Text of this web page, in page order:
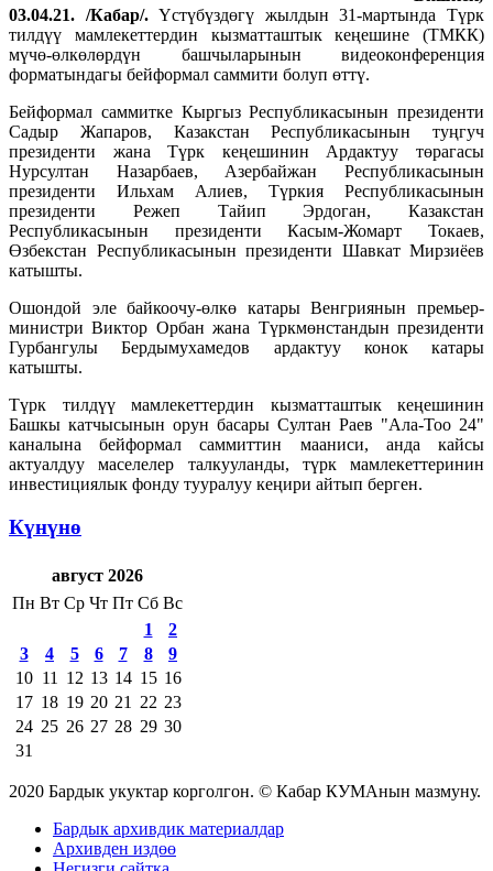
03.04.21. /Кабар/.Үстүбүздөгү жылдын 31-мартында Түрк
тилдүү мамлекеттердин кызматташтык кеңешине (ТМКК)
мүчө-өлкөлөрдүн башчыларынын видеоконференция
форматындагы бейформал саммити болуп өттү.
Бейформал саммитке Кыргыз Республикасынын президенти
Садыр Жапаров, Казакстан Республикасынын туңгуч
президенти жана Түрк кеңешинин Ардактуу төрагасы
Нурсултан Назарбаев, Азербайжан Республикасынын
президенти Ильхам Алиев, Түркия Республикасынын
президенти Режеп Тайип Эрдоган, Казакстан
Республикасынын президенти Касым-Жомарт Токаев,
Өзбекстан Республикасынын президенти Шавкат Мирзиёев
катышты.
Ошондой эле байкоочу-өлкө катары Венгриянын премьер-
министри Виктор Орбан жана Түркмөнстандын президенти
Гурбангулы Бердымухамедов ардактуу конок катары
катышты.
Түрк тилдүү мамлекеттердин кызматташтык кеңешинин
Башкы катчысынын орун басары Султан Раев "Ала-Тоо 24"
каналына бейформал саммиттин мааниси, анда кайсы
актуалдуу маселелер талкууланды, түрк мамлекеттеринин
инвестициялык фонду тууралуу кеңири айтып берген.
Күнүнө
август 2026
Пн Вт Ср Чт Пт Сб Вс
1
2
3
4 5 6 7 8
9
10 11 12 13 14 15 16
17 18 19 20 21 22 23
24 25 26 27 28 29 30
31
2020 Бардык укуктар корголгон. © Кабар КУМАнын мазмуну.
Бардык архивдик материалдар
Архивден издөө